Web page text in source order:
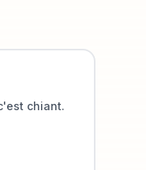
chiant.